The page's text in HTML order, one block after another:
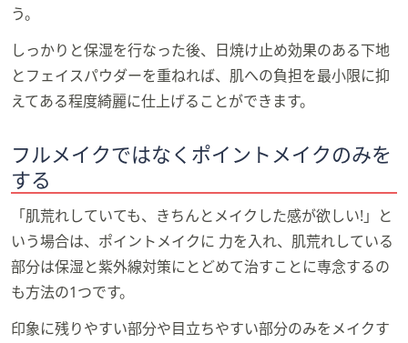
う。
しっかりと保湿を行なった後、日焼け止め効果のある下地
とフェイスパウダーを重ねれば、肌への負担を最小限に抑
えてある程度綺麗に仕上げることができます。
フルメイクではなくポイントメイクのみを
する
「肌荒れしていても、きちんとメイクした感が欲しい!」と
いう場合は、ポイントメイクに 力を入れ、肌荒れしている
部分は保湿と紫外線対策にとどめて治すことに専念するの
も方法の1つです。
印象に残りやすい部分や目立ちやすい部分のみをメイクす